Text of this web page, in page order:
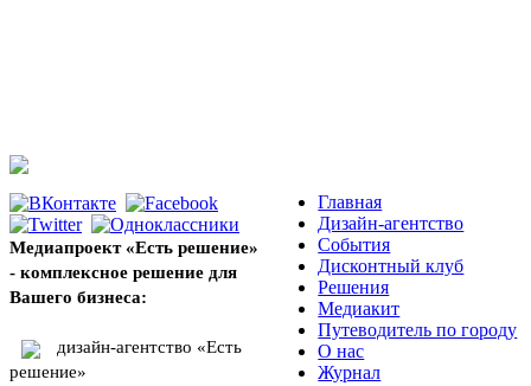
Медиапроект «Есть решение»
- комплексное решение для
Вашего бизнеса:
дизайн-агентство «Есть
решение»
Главная
Дизайн-агентство
События
Дисконтный клуб
Решения
Медиакит
Путеводитель по городу
О нас
Журнал